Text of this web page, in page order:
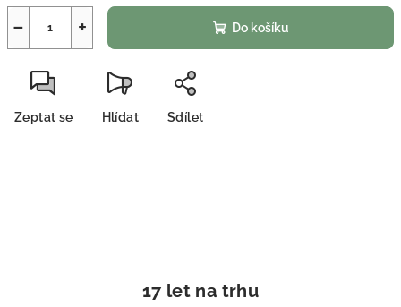
+
− Do košíku
Zeptat se Hlídat Sdílet
17 let na trhu